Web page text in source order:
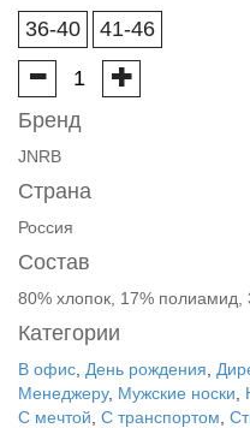
36-40
41-46
Бренд
JNRB
Страна
Россия
Состав
80% хлопок, 17% полиамид,
Категории
В офис День рождения
Менеджеру, Мужские носки
С мечтой С транспортом